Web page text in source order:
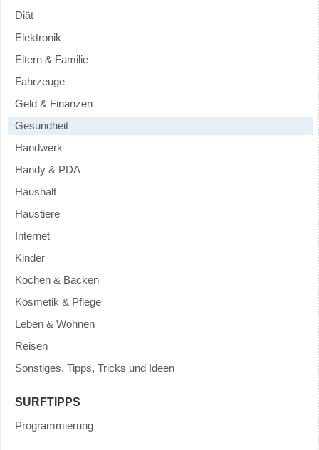
Diät
Elektronik
Eltern & Familie
Fahrzeuge
Geld & Finanzen
Gesundheit
Handwerk
Handy & PDA
Haushalt
Haustiere
Internet
Kinder
Kochen & Backen
Kosmetik & Pflege
Leben & Wohnen
Reisen
Sonstiges, Tipps, Tricks und Ideen
SURFTIPPS
Programmierung